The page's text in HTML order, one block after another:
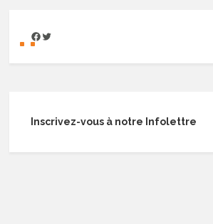
Inscrivez-vous à notre Infolettre